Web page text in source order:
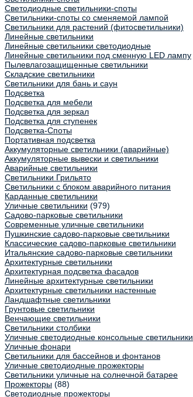
Светодиодные светильники-споты
Светильники-споты со сменяемой лампой
Светильники для растений (фитосветильники)
Линейные светильники
Линейные светильники светодиодные
Линейные светильники под сменную LED лампу
Пылевлагозащищенные светильники
Складские светильники
Светильники для бань и саун
Подсветка
Подсветка для мебели
Подсветка для зеркал
Подсветка для ступенек
Подсветка-Споты
Портативная подсветка
Аккумуляторные светильники (аварийные)
Аккумуляторные вывески и светильники
Аварийные светильники
Светильники Грильято
Светильники с блоком аварийного питания
Карданные светильники
Уличные светильники (979)
Садово-парковые светильники
Современные уличные светильники
Пушкинские садово-парковые светильники
Классические садово-парковые светильники
Итальянские садово-парковые светильники
Архитектурные светильники
Архитектурная подсветка фасадов
Линейные архитектурные светильники
Архитектурные светильники настенные
Ландшафтные светильники
Грунтовые светильники
Венчающие светильники
Светильники столбики
Уличные светодиодные консольные светильники
Уличные фонари
Светильники для бассейнов и фонтанов
Уличные светодиодные прожекторы
Светильники уличные на солнечной батарее
Прожекторы (88)
Светодиодные прожекторы